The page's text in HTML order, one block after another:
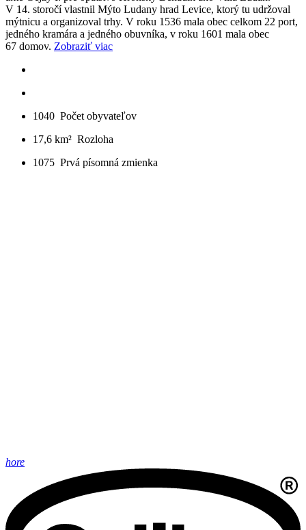
V 14. storočí vlastnil Mýto Ludany hrad Levice, ktorý tu udržoval
mýtnicu a organizoval trhy. V roku 1536 mala obec celkom 22 port,
jedného kramára a jedného obuvníka, v roku 1601 mala obec
67 domov. Zobraziť viac
1040 Počet obyvateľov
17,6 km² Rozloha
1075 Prvá písomná zmienka
hore